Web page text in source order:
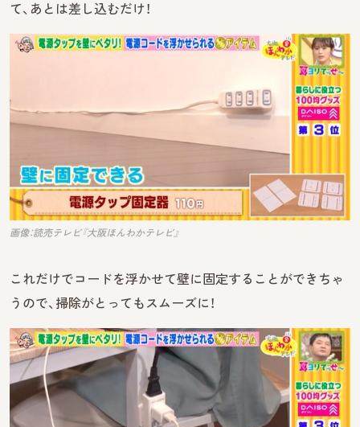
て、あとは差し込むだけ！
画像：読売テレビ『大阪ほんわかテレビ』
これだけでコードを浮かせて壁に固定することができちゃ
うので、掃除がとってもスムーズに！